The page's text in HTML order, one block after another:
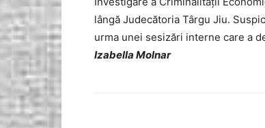
lângă Judecătoria Târgu Jiu.
urma unei sesizări interne care a
Izabella Molnar